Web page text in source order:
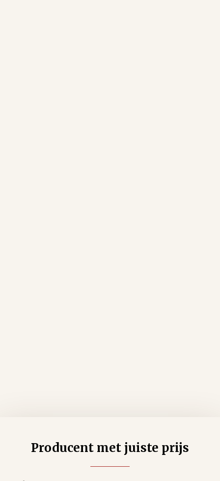
Producent met juiste prijs